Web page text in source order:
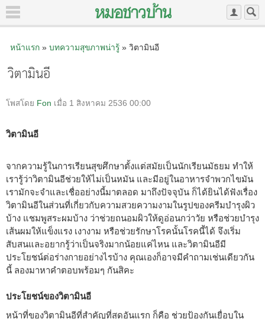
หน้าแรก» บทความสุขภาพน่ารู้» วิตามินอี
วิตามินอี
โพสโดย Fon เมื่อ 1 สิงหาคม 2536 00:00
วิตามินอี
จากความรู้ในการเรียนสุขศึกษาตั้งแต่สมัยเป็นนักเรียนมัธยม ทำให้
เรารู้ว่าวิตามินอีช่วยให้ไม่เป็นหมัน และมีอยู่ในอาหารจำพวกไขมัน
เรามักจะจำและเชื่ออย่างนี้มาตลอด มาถึงปัจจุบัน ก็ได้ยินได้ฟังเรื่อง
วิตามินอีในส่วนที่เกี่ยวกับความสวยความงามในรูปของครีมบำรุงผิว
บ้าง แชมพูสระผมบ้าง ว่าช่วยถนอมผิวให้ดูอ่อนกว่าวัย หรือช่วยบำรุง
เส้นผมให้แข็งแรง เงางาม หรือช่วยรักษาโรคนั้นโรคนี้ได้ จึงเริ่ม
สับสนและอยากรู้ว่าเป็นจริงมากน้อยแค่ไหน และวิตามินอีมี
ประโยชน์ต่อร่างกายอย่างไรบ้าง คุณเองก็อาจมีคำถามเช่นเดียวกัน
นี้ ลองมาหาคำตอบพร้อมๆ กันสิคะ
ประโยชน์ของวิตามินอี
หน้าที่ของวิตามินอีที่สำคัญที่สุดอันแรก ก็คือ ช่วยป้องกันเยื่อบุใน